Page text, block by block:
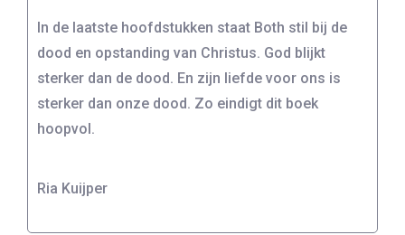
In de laatste hoofdstukken staat Both stil bij de
dood en opstanding van Christus. God blijkt
sterker dan de dood. En zijn liefde voor ons is
sterker dan onze dood. Zo eindigt dit boek
hoopvol.
Ria Kuijper